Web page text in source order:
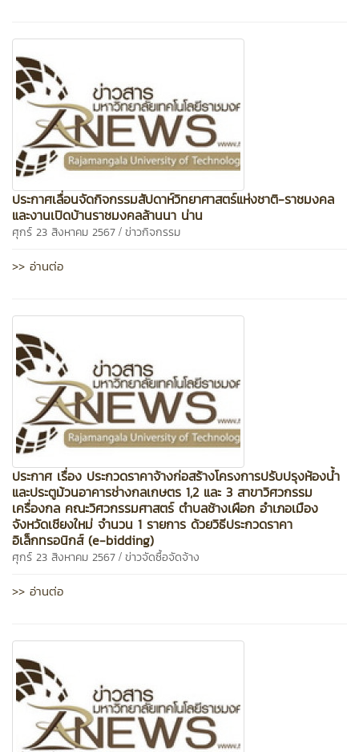
ประกาศเลื่อนจัดกิจกรรมสัปดาห์วิทยาศาสตร์แห่งชาติ-ราชมงคล
และงานเปิดบ้านราชมงคลล้านนา น่าน
ศุกร์ 23 สิงหาคม 2567 / ข่าวกิจกรรม
>> อ่านต่อ
ประกาศ เรื่อง ประกวดราคาจ้างก่อสร้างโครงการปรับปรุงห้องน้ำ
และประตูม้วนอาคารช่างกลเกษตร 1,2 และ 3 สาขาวิศวกรรม
เครื่องกล คณะวิศวกรรมศาสตร์ ตำบลช้างเผือก อำเภอเมือง
จังหวัดเชียงใหม่ จำนวน 1 รายการ ด้วยวิธีประกวดราคา
อิเล็กทรอนิกส์ (e-bidding)
ศุกร์ 23 สิงหาคม 2567 / ข่าวจัดซื้อจัดจ้าง
>> อ่านต่อ